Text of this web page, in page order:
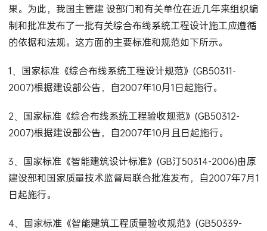
果。为此，我国主管建 设部门和有关单位在近几年来组织编
制和批准发布了一批有关综合布线系统工程设计施工应遵循
的依据和法规。这方面的主要标准和规范如下所示。
1、国家标准《综合布线系统工程设计规范》(GB50311-
2007)根据建设部公告，自2007年10月1日起施行。
2、国家标准《综合布线系统工程验收规范》(GB50312-
2007)根据建设部公告，自2007年10月且日起施行。
3、国家标准《智能建筑设计标准》(GB汀50314-2006)由原
建设部和国家质量技术监督局联合批准发布，自2007年7月1
日起施行。
4、国家标准《智能建筑工程质量验收规范》(GB50339-